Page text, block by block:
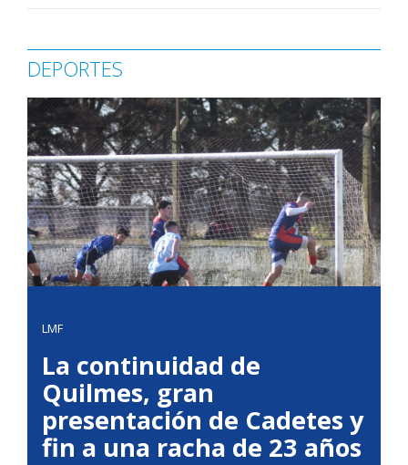
DEPORTES
LMF
La continuidad de
Quilmes, gran
presentación de Cadetes y
fin a una racha de 23 años